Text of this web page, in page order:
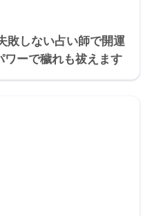
敗しない占い師で開運
ワーで穢れも祓えます